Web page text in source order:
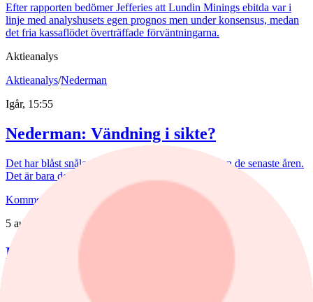
Efter rapporten bedömer Jefferies att Lundin Minings ebitda var i
linje med analyshusets egen prognos men under konsensus, medan
det fria kassaflödet överträffade förväntningarna.
Aktieanalys
Aktieanalys/Nederman
Igår, 15:55
Nederman: Vändning i sikte?
Det har blåst snåla vindar runt Nederman på börsen de senaste åren.
Det är bara delvis befogat av den tuffa marknaden.
Kommentar
Aktieanalys
5 augusti, 15:50
Kommentar: Kan nuggets bli lika
lönsamma som kycklingfilé?